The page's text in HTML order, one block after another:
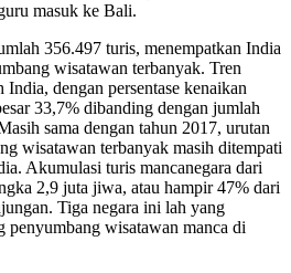
masuk ke Bali.
356.497 turis, menempatkan India
wisatawan terbanyak. Tren
dengan persentase kenaikan
33,7% dibanding dengan jumlah
sama dengan tahun 2017, urutan
wisatawan terbanyak masih ditempati
Akumulasi turis mancanegara dari
2,9 juta jiwa, atau hampir 47% dari
Tiga negara ini lah yang
penyumbang wisatawan manca di